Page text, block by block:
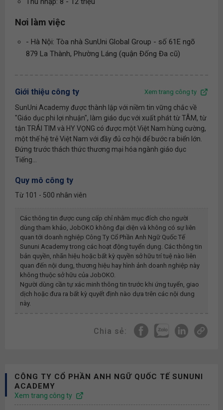
Nơi làm việc
- Hà Nội: Tòa nhà SunUni Global Group - số 61E ngõ
879 La Thành, Phường Láng (quận Đống Đa cũ)
Giới thiệu công ty Xem trang công ty
SunUni Academy được thành lập với niềm tin vững chắc về
"Giáo dục phi lợi nhuận", làm giáo dục với xuất phát từ TÂM, từ
tận TRÁI TIM và HY VỌNG có được một Việt Nam hùng cường,
một thế hệ trẻ Việt Nam với đầy đủ cơ hội để bước ra biển lớn.
Đứng trước thách thức thương mại hóa ngành giáo dục
Tiếng...
Quy mô công ty
Từ 101 - 500 nhân viên
Các thông tin được cung cấp chỉ nhằm mục đích cho người
dùng tham khảo, JobOKO không đại diện và không có sự liên
quan tới doanh nghiệp Công Ty Cổ Phần Anh Ngữ Quốc Tế
Sununi Academytrong các hoạt động tuyển dụng. Các thông tin
bản quyền, nhãn hiệu hoặc bất kỳ quyền sở hữu trí tuệ nào liên
quan đến nội dung, thương hiệu hay hình ảnh doanh nghiệp này
không thuộc sở hữu của JobOKO.
Người dùng cần tự xác minh thông tin trước khi ứng tuyển, giao
dịch hoặc đưa ra bất kỳ quyết định nào dựa trên các nội dung
này.
Chia sẻ:
CÔNG TY CỔ PHẦN ANH NGỮ QUỐC TẾ SUNUNI
ACADEMY
Xem trang công ty